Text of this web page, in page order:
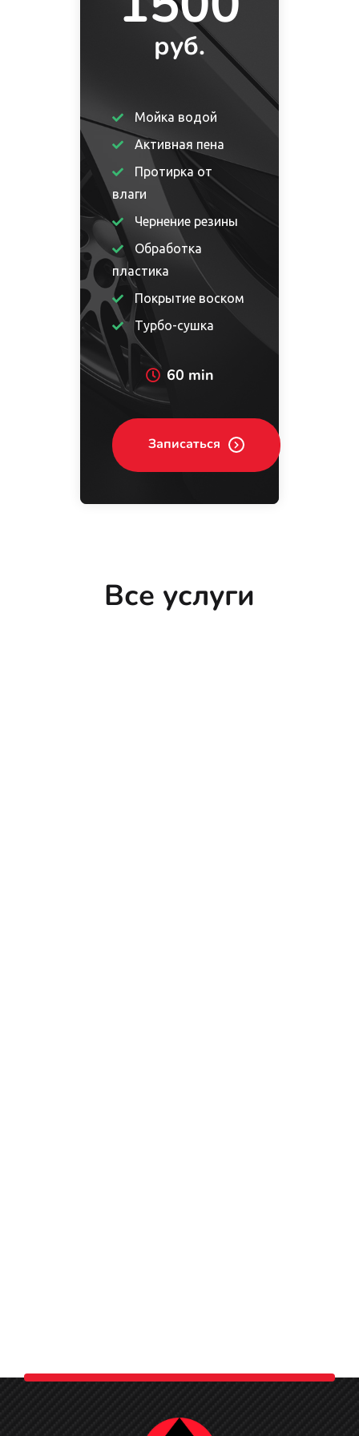
руб.
Мойка водой
Активная пена
Протирка от
влаги
Чернение резины
Обработка
пластика
Покрытие воском
Турбо-сушка
60 min
Записаться
Все услуги